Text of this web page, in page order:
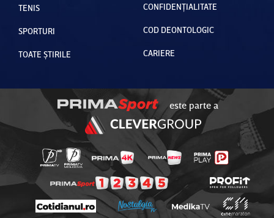
TENIS
SPORTURI
TOATE ȘTIRILE
CONFIDENȚIALITATE
COD DEONTOLOGIC
CARIERE
este parte a